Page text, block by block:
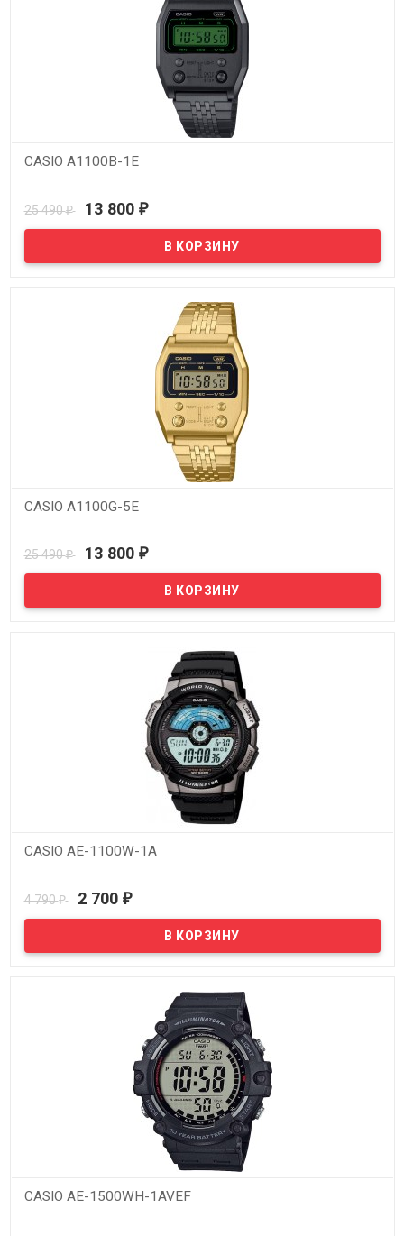
CASIO A1100B-1E
25 490₽ 13 800 ₽
CASIO A1100G-5E
25 490₽ 13 800 ₽
CASIO AE-1100W-1A
4 790₽ 2 700 ₽
CASIO AE-1500WH-1AVEF